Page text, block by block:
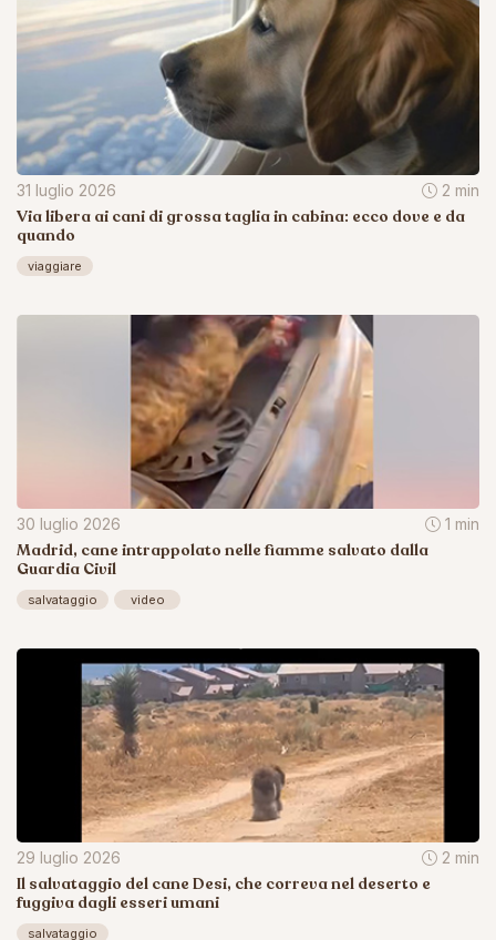
31 luglio 2026 2 min
Via libera ai cani di grossa taglia in cabina: ecco dove e da
quando
viaggiare
30 luglio 2026 1 min
Madrid, cane intrappolato nelle fiamme salvato dalla
Guardia Civil
salvataggio video
29 luglio 2026 2 min
Il salvataggio del cane Desi, che correva nel deserto e
fuggiva dagli esseri umani
salvataggio